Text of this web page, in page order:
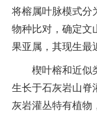
将榕属叶脉模式分
物种比对，确定文
果亚属，其现生最
楔叶榕和近似
生长于石灰岩山脊
灰岩灌丛特有植物